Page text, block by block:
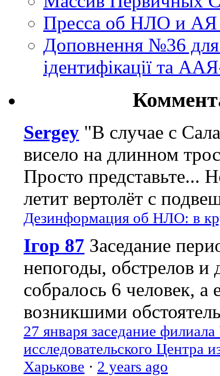
Пресса об НЛО и
Доповнення №36
ідентифікації та
Sergey "В случае с
висело на длинном
Просто представьте...
летит вертолёт с
Дезинформация об НЛО: в
Ігор 87 Заседание
непогоды, обстрелов и
собралось 6 человек, а
возникшими
27 января заседание
исследовательского Центра
Харькове · 2 years ago